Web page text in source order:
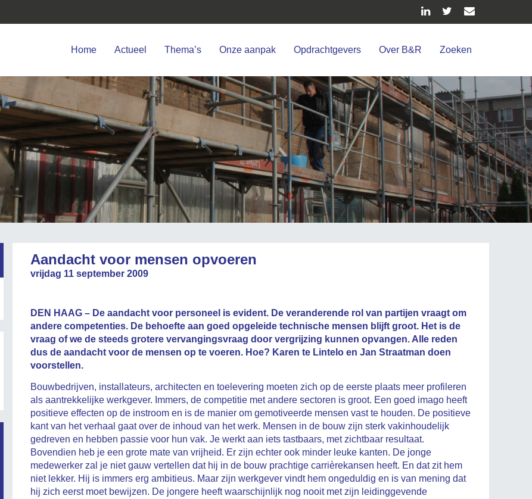
Home Actueel Thema’s Onze aanpak Opdrachtgevers Over B&R Zoeken
Aandacht voor mensen opvoeren
vrijdag 11 september 2009
DEN HAAG – De aandacht voor personeel is evident. De veranderende rol van partijen vraagt om
andere competenties. De behoefte aan goed opgeleide technische mensen blijft groot. Het is de
vraag of we de steeds grotere vervangingsvraag door vergrijzing kunnen opvangen. Alle reden
dus de aandacht voor de mensen op te voeren. Hoe? Karen te Lintelo en Jan Straatman doen
voorstellen.
Bouwbedrijven, installateurs, architecten en toelevering moeten zich op de eerste plaats meer profileren
als aantrekkelijke werkgever. Immers, de competitie met andere sectoren is groot. Een goed imago heeft
positieve effecten op de instroom en is de manier om gemotiveerde mensen vast te houden. De positieve
kant van het verhaal gaat over de inhoud van het werk. Mensen in de bouw zijn sterk vakinhoudelijk
gedreven en hebben passie voor hun vak. Je werkt aan iets tastbaars, met zichtbaar resultaat.
Bovendien heb je een grote mate van vrijheid. Er zijn echter ook minder leuke kanten. De jonge
medewerker zal je niet gauw vertellen dat hij in de bouw prachtige carrièrekansen heeft. En dat zit hem
niet lekker. Hij is immers erg ambitieus. Maar zijn werkgever vindt hem ongeduldig en is van mening dat
hij zich eerst moet bewijzen. De jongere heeft waarschijnlijk nog nooit met zijn leidinggevende